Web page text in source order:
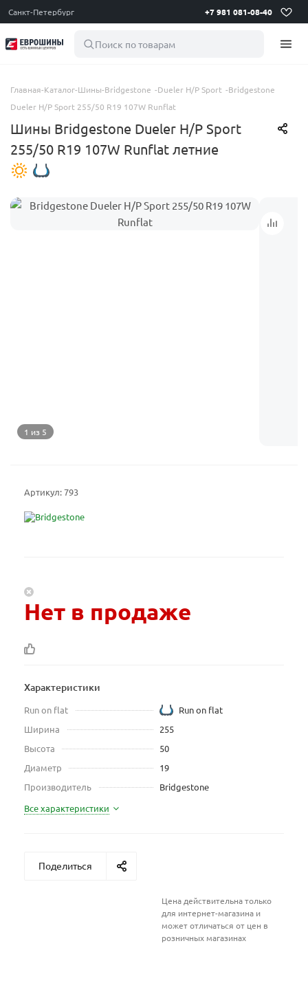
Санкт-Петербург +7 981 081-08-40
Поиск по товарам
Главная-Каталог-Шины-Bridgestone -Dueler H/P Sport -Bridgestone
Dueler H/P Sport 255/50 R19 107W Runflat
Шины Bridgestone Dueler H/P Sport
255/50 R19 107W Runflat летние
1 из 5
Артикул:793
Нет в продаже
Характеристики
Run on flat
Run on flat
Ширина
255
Высота
50
Диаметр
19
Производитель
Bridgestone
Все характеристики
Поделиться
Цена действительна только
для интернет-магазина и
может отличаться от цен в
розничных магазинах